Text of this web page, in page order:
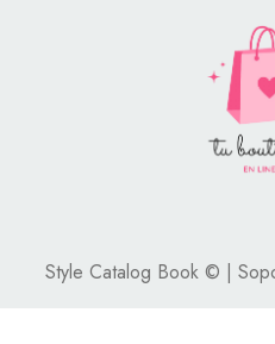
Style Catalog Book © |